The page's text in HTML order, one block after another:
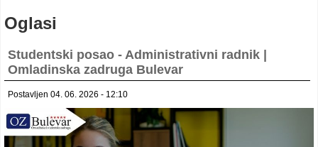
Oglasi
Studentski posao - Administrativni radnik |
Omladinska zadruga Bulevar
Postavljen 04. 06. 2026 - 12:10